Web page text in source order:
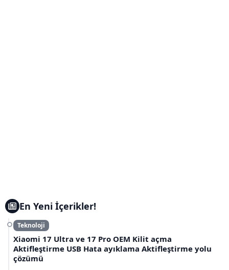
En Yeni İçerikler!
Teknoloji
Xiaomi 17 Ultra ve 17 Pro OEM Kilit açma
Aktifleştirme USB Hata ayıklama Aktifleştirme yolu
çözümü